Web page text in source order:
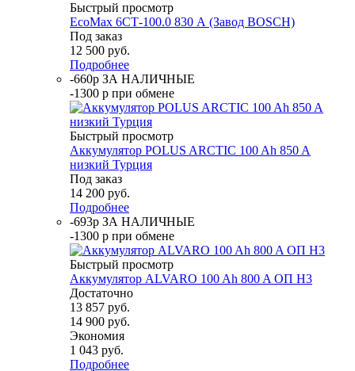
Быстрый просмотр
EcoMax 6СТ-100.0 830 А (Завод BOSCH)
Под заказ
12 500 руб.
Подробнее
-660р ЗА НАЛИЧНЫЕ
-1300 р при обмене
Быстрый просмотр
Аккумулятор POLUS ARCTIC 100 Ah 850 A
низкий Турция
Под заказ
14 200 руб.
Подробнее
-693р ЗА НАЛИЧНЫЕ
-1300 р при обмене
Быстрый просмотр
Аккумулятор ALVARO 100 Ah 800 A ОП H3
Достаточно
13 857 руб.
14 900 руб.
Экономия
1 043 руб.
Подробнее